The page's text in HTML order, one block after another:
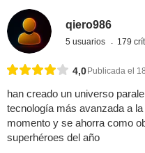
qiero986
5 usuarios 179
4,0 Publicada el
han creado un universo
tecnología más avanzada a
momento y se ahorra como
superhéroes del año